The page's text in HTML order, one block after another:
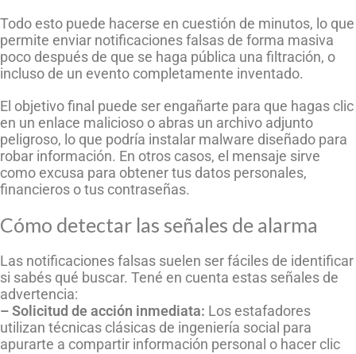
Todo esto puede hacerse en cuestión de minutos, lo que
permite enviar notificaciones falsas de forma masiva
poco después de que se haga pública una filtración, o
incluso de un evento completamente inventado.
El objetivo final puede ser engañarte para que hagas clic
en un enlace malicioso o abras un archivo adjunto
peligroso, lo que podría instalar malware diseñado para
robar información. En otros casos, el mensaje sirve
como excusa para obtener tus datos personales,
financieros o tus contraseñas.
Cómo detectar las señales de alarma
Las notificaciones falsas suelen ser fáciles de identificar
si sabés qué buscar. Tené en cuenta estas señales de
advertencia:
– Solicitud de acción inmediata: Los estafadores
utilizan técnicas clásicas de ingeniería social para
apurarte a compartir información personal o hacer clic